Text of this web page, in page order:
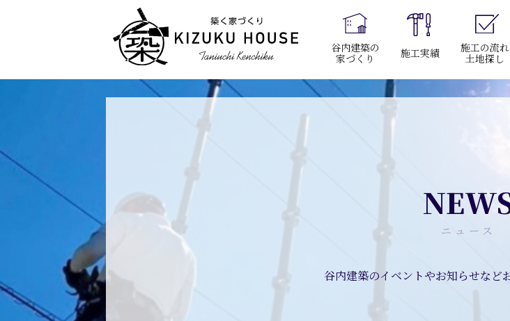
谷内建築の
家づくり
施工実績
施工の流れ
土地探し
ニュース
谷内建築のイベントやお知らせなど